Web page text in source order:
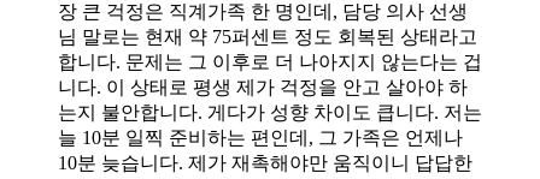
장 큰 걱정은 직계가족 한 명인데, 담당 의사 선생
님 말로는 현재 약 75퍼센트 정도 회복된 상태라고
합니다. 문제는 그 이후로 더 나아지지 않는다는 겁
니다. 이 상태로 평생 제가 걱정을 안고 살아야 하
는지 불안합니다. 게다가 성향 차이도 큽니다. 저는
늘 10분 일찍 준비하는 편인데, 그 가족은 언제나
10분 늦습니다. 제가 재촉해야만 움직이니 답답한